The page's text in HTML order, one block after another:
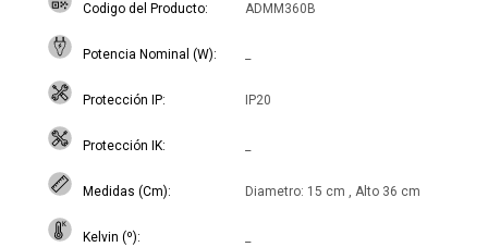
Codigo del Producto ADMM360B
Potencia Nominal (W)
Protección IP IP20
Protección IK
Medidas (Cm) Diametro: 15 cm , Alto 36 cm
Kelvin (º)